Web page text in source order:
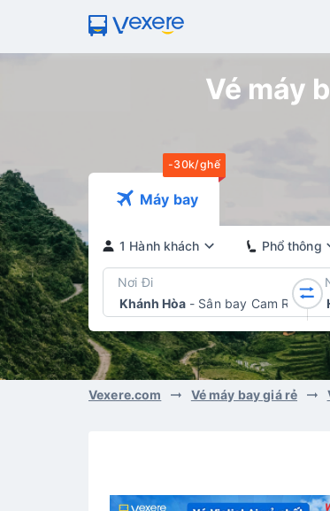
Vé máy
-30k/ghế
Máy bay
1 Hành khách Phổ thông
Nơi Đi
Khánh Hòa - Sân bay Cam Ranh
Vexere.com Vé máy bay giá rẻ